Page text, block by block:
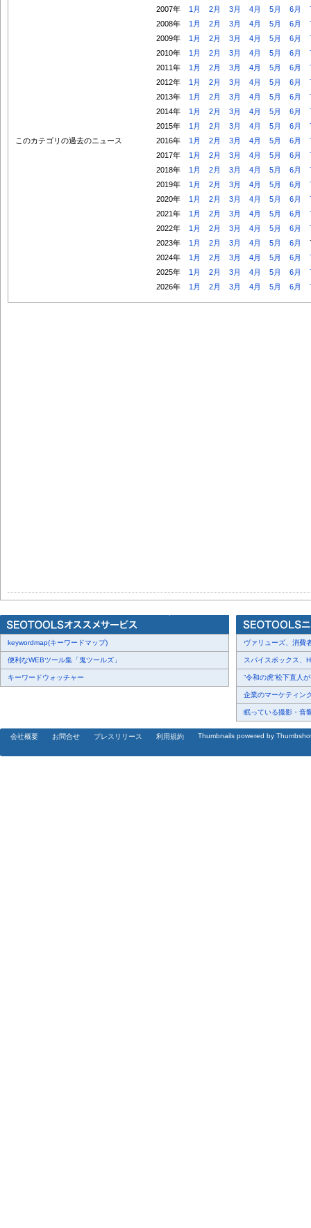
このカテゴリの過去のニュース
2007年 1月 2月 3月 4月 5月 6月
2008年
1月 2月 3月 4月 5月 6月
2009年
1月 2月 3月 4月 5月 6月
2010年
1月 2月 3月 4月 5月 6月
2011年
1月 2月 3月 4月 5月 6月
2012年
1月 2月 3月 4月 5月 6月
2013年
1月 2月 3月 4月 5月 6月
2014年
1月 2月 3月 4月 5月 6月
2015年
1月 2月 3月 4月 5月 6月
2016年
1月 2月 3月 4月 5月 6月
2017年
1月 2月 3月 4月 5月 6月
2018年
1月 2月 3月 4月 5月 6月
2019年
1月 2月 3月 4月 5月 6月
2020年
1月 2月 3月 4月 5月 6月
2021年
1月 2月 3月 4月 5月 6月
2022年
1月 2月 3月 4月 5月 6月
2023年
1月 2月 3月 4月 5月 6月
2024年
1月 2月 3月 4月 5月 6月
2025年
1月 2月 3月 4月 5月 6月
2026年
1月 2月 3月 4月 5月 6月
keywordmap(キーワードマップ)
便利なWEBツール集「鬼ツールズ」
キーワードウォッチャー
ヴァリューズ、消費
スパイスボックス、
“令和の虎”松下直人
企業のマーケティン
眠っている撮影・音
会社概要 お問合せ プレスリリース 利用規約 Thumbnails powered by